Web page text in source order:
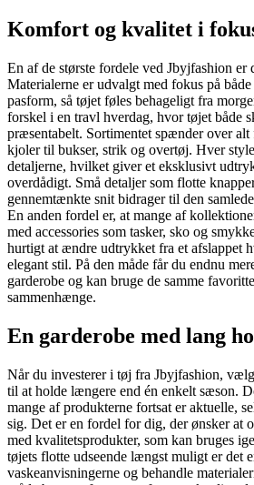
Komfort og kvalitet i
En af de største fordele ved Jbyjfashion er
Materialerne er udvalgt med fokus på
pasform, så tøjet føles behageligt fra
forskel i en travl hverdag, hvor tøjet både
præsentabelt. Sortimentet spænder over alt
kjoler til bukser, strik og overtøj. Hver
detaljerne, hvilket giver et eksklusivt
overdådigt. Små detaljer som flotte
gennemtænkte snit bidrager til den
En anden fordel er, at mange af
med accessories som tasker, sko og
hurtigt at ændre udtrykket fra et afslappet
elegant stil. På den måde får du endnu
garderobe og kan bruge de samme
sammenhænge.
En garderobe med lang
Når du investerer i tøj fra Jbyjfashion,
til at holde længere end én enkelt sæson.
mange af produkterne fortsat er aktuelle,
sig. Det er en fordel for dig, der ønsker at
med kvalitetsprodukter, som kan bruges
tøjets flotte udseende længst muligt er det
vaskeanvisningerne og behandle